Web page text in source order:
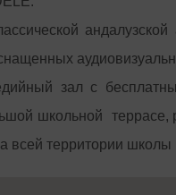
зал с
школьной террасе,
территории школы